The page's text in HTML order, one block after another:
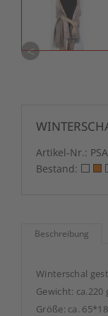
<
Artikel-Nr.:
Bestand:
Beschreibung
Winterschal
Gewicht: ca.220
Größe: ca.